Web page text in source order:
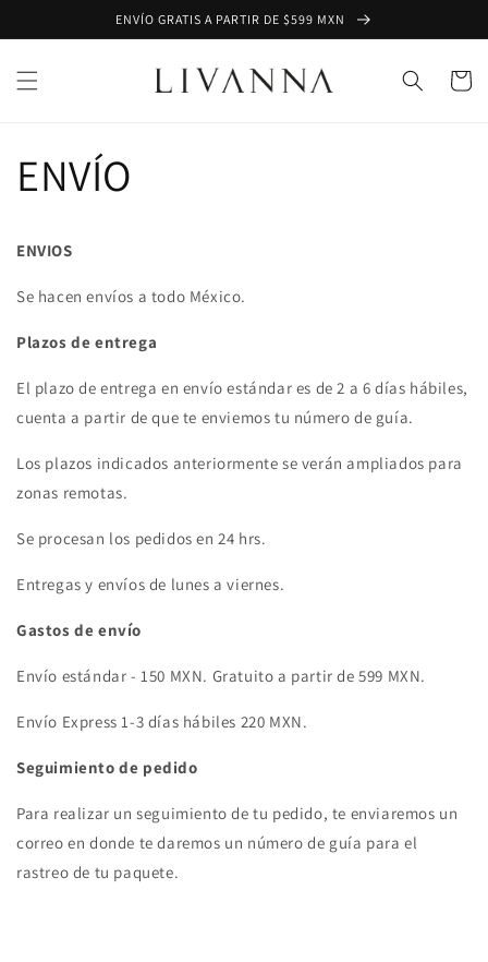
directamente
al contenido
ENVÍO GRATIS A PARTIR DE $599 MXN
Carrito
ENVÍO
ENVIOS
Se hacen envíos a todo México.
Plazos de entrega
El plazo de entrega en envío estándar es de 2 a 6 días hábiles,
cuenta a partir de que te enviemos tu número de guía.
Los plazos indicados anteriormente se verán ampliados para
zonas remotas.
Se procesan los pedidos en 24 hrs.
Entregas y envíos de lunes a viernes.
Gastos de envío
Envío estándar - 150 MXN. Gratuito a partir de 599 MXN.
Envío Express 1-3 días hábiles 220 MXN.
Seguimiento de pedido
Para realizar un seguimiento de tu pedido, te enviaremos un
correo en donde te daremos un número de guía para el
rastreo de tu paquete.